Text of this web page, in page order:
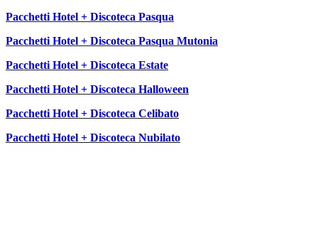
Pacchetti Hotel + Discoteca Pasqua
Pacchetti Hotel + Discoteca Pasqua Mutonia
Pacchetti Hotel + Discoteca Estate
Pacchetti Hotel + Discoteca Halloween
Pacchetti Hotel + Discoteca Celibato
Pacchetti Hotel + Discoteca Nubilato